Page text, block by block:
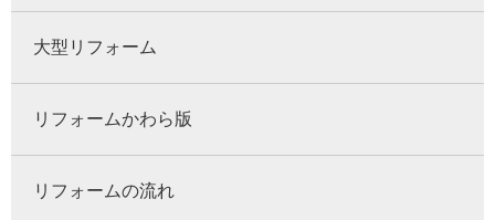
大型リフォーム
リフォームかわら版
リフォームの流れ